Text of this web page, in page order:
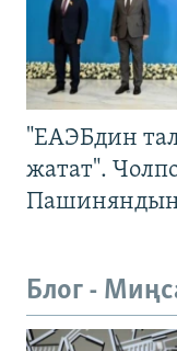
"ЕАЭБдин
жатат".
Блог -